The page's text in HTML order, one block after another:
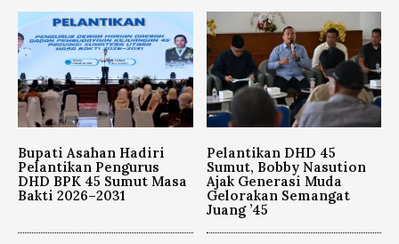
Bupati Asahan Hadiri
Pelantikan Pengurus
DHD BPK 45 Sumut Masa
Bakti 2026–2031
Pelantikan DHD 45
Sumut, Bobby Nasution
Ajak Generasi Muda
Gelorakan Semangat
Juang ’45